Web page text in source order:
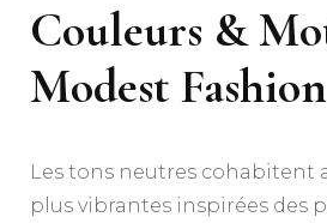
Couleurs &
Modest
Les tons neutres cohabitent
plus vibrantes inspirées des